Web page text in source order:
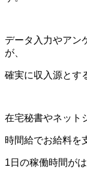
データ入力やアン
が、
確実に収入源とす
在宅秘書やネット
時間給でお給料を
1日の稼働時間が